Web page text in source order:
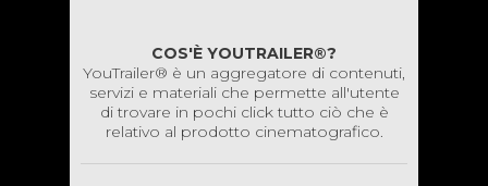
COS'È YOUTRAILER®?
YouTrailer® è un aggregatore di contenuti,
servizi e materiali che permette all'utente
di trovare in pochi click tutto ciò che è
relativo al prodotto cinematografico.